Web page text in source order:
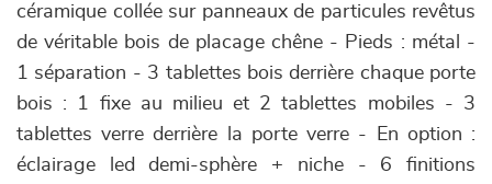
céramique collée sur panneaux de particules revêtus
de véritable bois de placage chêne - Pieds : métal -
1 séparation - 3 tablettes bois derrière chaque porte
bois : 1 fixe au milieu et 2 tablettes mobiles - 3
tablettes verre derrière la porte verre - En option :
éclairage led demi-sphère + niche - 6 finitions